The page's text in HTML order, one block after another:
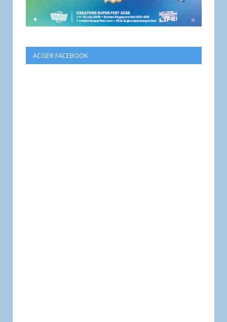
ACGER FACEBOOK